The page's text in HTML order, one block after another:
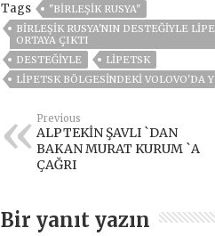
Tags
"BIRLEŞIK RUSYA"
BIRLEŞIK RUSYA'NIN DESTEĞIYLE
ORTAYA ÇIKTI
DESTEĞIYLE
LIPETSK
LIPETSK BÖLGESINDEKI VOLOVO'DA
Previous
ALPTEKİN ŞAVLI `DAN
BAKAN MURAT KURUM `A
ÇAĞRI
Bir yanıt yazın